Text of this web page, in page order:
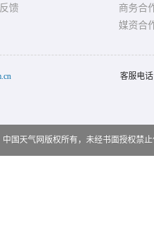
馈
商务合
媒资合
客服电
中国天气网版权所有，未经书面授权